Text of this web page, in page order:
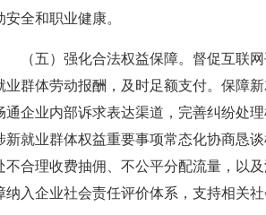
安全和职业健康。
（五）强化合法权益保障。督促互联网
业群体劳动报酬，及时足额支付。保障
通企业内部诉求表达渠道，完善纠纷处
新就业群体权益重要事项常态化协商恳
不合理收费抽佣、不公平分配流量，以
纳入企业社会责任评价体系，支持相关